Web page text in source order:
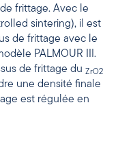
frittage. Avec le
sintering), il est
de frittage avec le
PALMOUR III.
de frittage du ZrO2
une densité finale
est régulée en